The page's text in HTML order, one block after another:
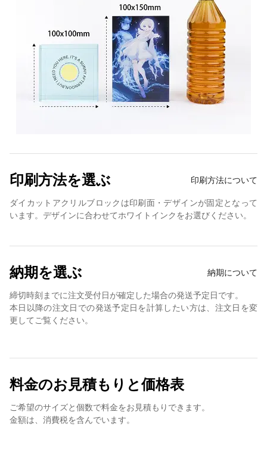
印刷方法を選ぶ 印刷方法について
ダイカットアクリルブロックは印刷面・デザインが固定となって
います。デザインに合わせてホワイトインクをお選びください。
納期を選ぶ 納期について
締切時刻までに注文受付日が確定した場合の発送予定日です。
本日以降の注文日での発送予定日を計算したい方は、注文日を変
更してご覧ください。
料金のお見積もりと価格表
ご希望のサイズと個数で料金をお見積もりできます。
金額は、消費税を含んでいます。